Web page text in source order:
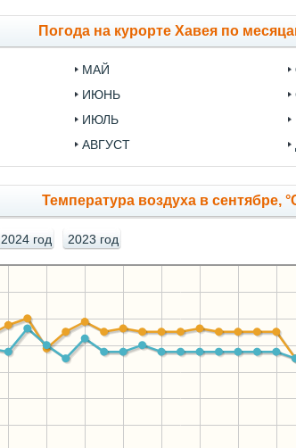
Погода на курорте Хавея по
МАЙ
ИЮНЬ
ИЮЛЬ
АВГУСТ
Температура воздуха в сентябре,
2024 год 2023 год